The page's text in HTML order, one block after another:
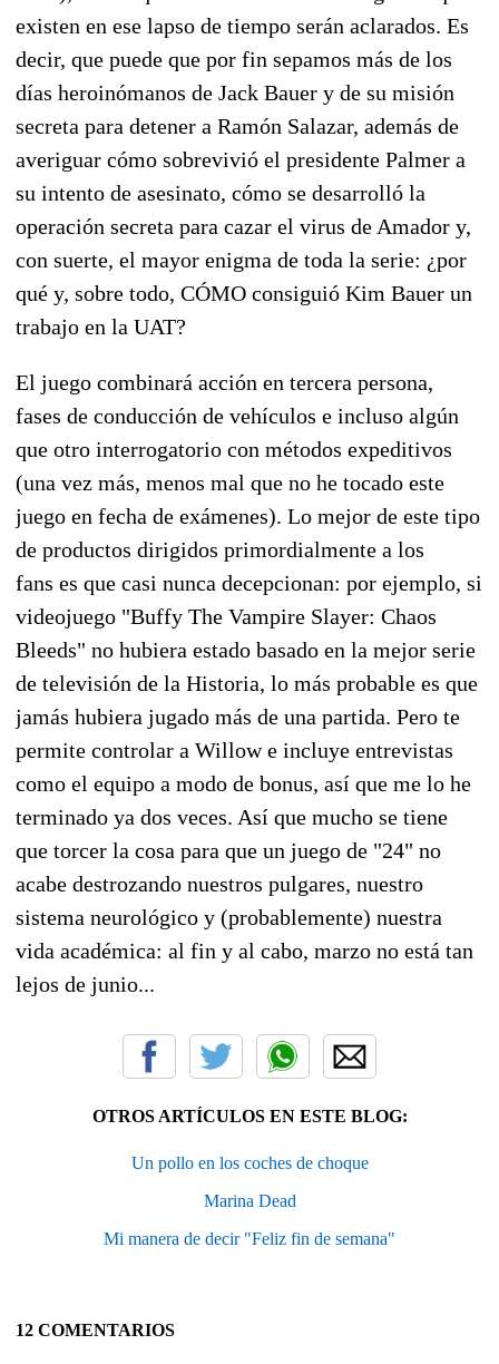
existen en ese lapso de tiempo serán aclarados. Es
decir, que puede que por fin sepamos más de los
días heroinómanos de Jack Bauer y de su misión
secreta para detener a Ramón Salazar, además de
averiguar cómo sobrevivió el presidente Palmer a
su intento de asesinato, cómo se desarrolló la
operación secreta para cazar el virus de Amador y,
con suerte, el mayor enigma de toda la serie: ¿por
qué y, sobre todo, CÓMO consiguió Kim Bauer un
trabajo en la UAT?
El juego combinará acción en tercera persona,
fases de conducción de vehículos e incluso algún
que otro interrogatorio con métodos expeditivos
(una vez más, menos mal que no he tocado este
juego en fecha de exámenes). Lo mejor de este tipo
de productos dirigidos primordialmente a los
fans es que casi nunca decepcionan: por ejemplo, si
videojuego "Buffy The Vampire Slayer: Chaos
Bleeds" no hubiera estado basado en la mejor serie
de televisión de la Historia, lo más probable es que
jamás hubiera jugado más de una partida. Pero te
permite controlar a Willow e incluye entrevistas
como el equipo a modo de bonus, así que me lo he
terminado ya dos veces. Así que mucho se tiene
que torcer la cosa para que un juego de "24" no
acabe destrozando nuestros pulgares, nuestro
sistema neurológico y (probablemente) nuestra
vida académica: al fin y al cabo, marzo no está tan
lejos de junio...
OTROS ARTÍCULOS EN ESTE BLOG:
Un pollo en los coches de choque
Marina Dead
Mi manera de decir "Feliz fin de semana"
12 COMENTARIOS